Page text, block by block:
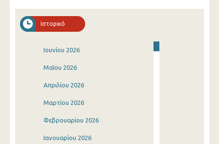
Ιστορικό
Ιουνίου 2026
Μαΐου 2026
Απριλίου 2026
Μαρτίου 2026
Φεβρουαρίου 2026
Ιανουαρίου 2026